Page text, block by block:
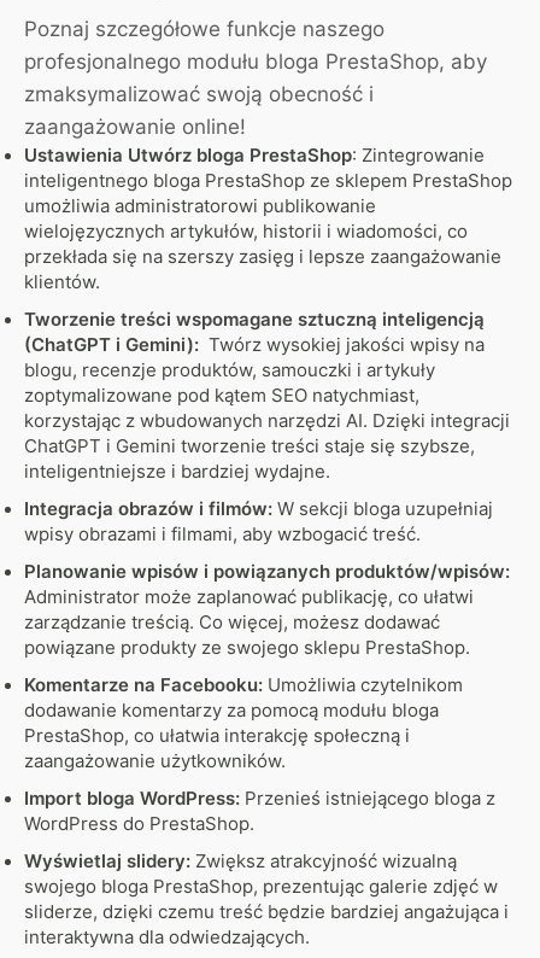
Poznaj szczegółowe funkcje naszego
profesjonalnego modułu bloga PrestaShop, aby
zmaksymalizować swoją obecność i
zaangażowanie online!
Ustawienia Utwórz bloga PrestaShop: Zintegrowanie
inteligentnego bloga PrestaShop ze sklepem PrestaShop
umożliwia administratorowi publikowanie
wielojęzycznych artykułów, historii i wiadomości, co
przekłada się na szerszy zasięg i lepsze zaangażowanie
klientów.
Tworzenie treści wspomagane sztuczną inteligencją
(ChatGPT i Gemini): Twórz wysokiej jakości wpisy na
blogu, recenzje produktów, samouczki i artykuły
zoptymalizowane pod kątem SEO natychmiast,
korzystając z wbudowanych narzędzi AI. Dzięki integracji
ChatGPT i Gemini tworzenie treści staje się szybsze,
inteligentniejsze i bardziej wydajne.
Integracja obrazów i filmów: W sekcji bloga uzupełniaj
wpisy obrazami i filmami, aby wzbogacić treść.
Planowanie wpisów i powiązanych produktów/wpisów:
Administrator może zaplanować publikację, co ułatwi
zarządzanie treścią. Co więcej, możesz dodawać
powiązane produkty ze swojego sklepu PrestaShop.
Komentarze na Facebooku: Umożliwia czytelnikom
dodawanie komentarzy za pomocą modułu bloga
PrestaShop, co ułatwia interakcję społeczną i
zaangażowanie użytkowników.
Import bloga WordPress: Przenieś istniejącego bloga z
WordPress do PrestaShop.
Wyświetlaj slidery: Zwiększ atrakcyjność wizualną
swojego bloga PrestaShop, prezentując galerie zdjęć w
sliderze, dzięki czemu treść będzie bardziej angażująca i
interaktywna dla odwiedzających.